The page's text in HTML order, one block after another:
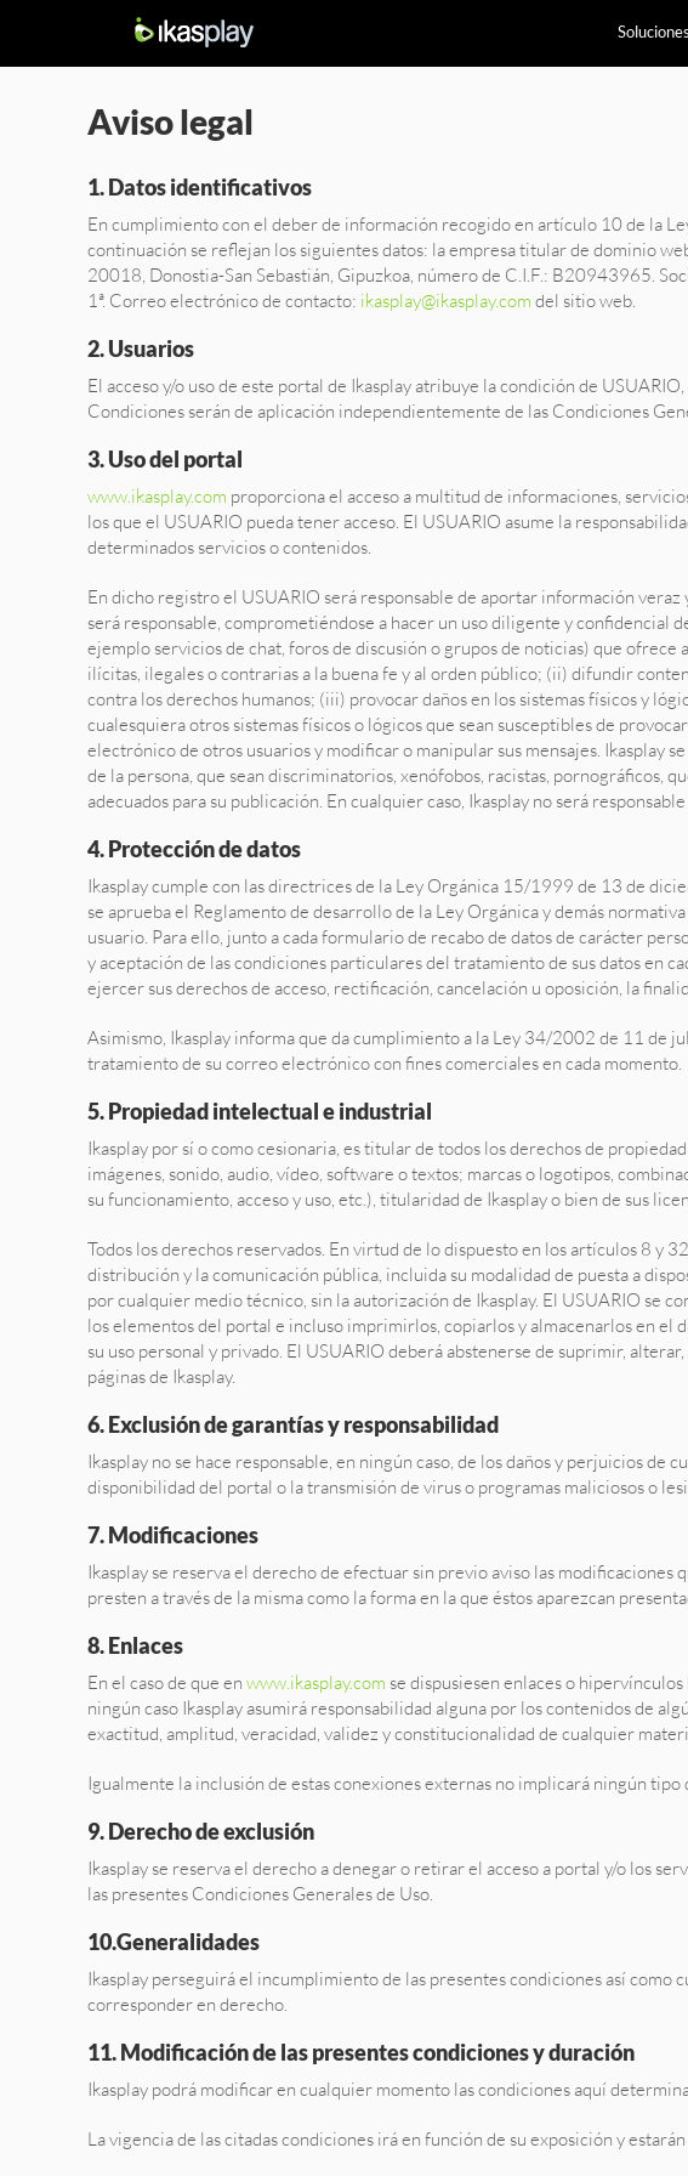
Soluciones
Aviso legal
1. Datos identificativos
En cumplimiento con el deber de información recogido en artículo 10 de la
continuación se reflejan los siguientes datos: la empresa titular de dominio
20018, Donostia-San Sebastián, Gipuzkoa, número de C.I.F.: B20943965.
1ª. Correo electrónico de contacto: ikasplay@ikasplay.com del sitio web.
2. Usuarios
El acceso y/o uso de este portal de Ikasplay atribuye la condición de
Condiciones serán de aplicación independientemente de las Condiciones
3. Uso del portal
www.ikasplay.com proporciona el acceso a multitud de informaciones,
los que el USUARIO pueda tener acceso. El USUARIO asume la
determinados servicios o contenidos.
En dicho registro el USUARIO será responsable de aportar información
será responsable, comprometiéndose a hacer un uso diligente y confidencial
ejemplo servicios de chat, foros de discusión o grupos de noticias) que
ilícitas, ilegales o contrarias a la buena fe y al orden público; (ii) difundir
contra los derechos humanos; (iii) provocar daños en los sistemas físicos y
cualesquiera otros sistemas físicos o lógicos que sean susceptibles de
electrónico de otros usuarios y modificar o manipular sus mensajes. Ikasplay
de la persona, que sean discriminatorios, xenófobos, racistas, pornográficos,
adecuados para su publicación. En cualquier caso, Ikasplay no será
4. Protección de datos
Ikasplay cumple con las directrices de la Ley Orgánica 15/1999 de 13 de
se aprueba el Reglamento de desarrollo de la Ley Orgánica y demás
usuario. Para ello, junto a cada formulario de recabo de datos de carácter
y aceptación de las condiciones particulares del tratamiento de sus datos en
ejercer sus derechos de acceso, rectificación, cancelación u oposición, la
Asimismo, Ikasplay informa que da cumplimiento a la Ley 34/2002 de 11 de
tratamiento de su correo electrónico con fines comerciales en cada momento.
5. Propiedad intelectual e industrial
Ikasplay por sí o como cesionaria, es titular de todos los derechos de
imágenes, sonido, audio, vídeo, software o textos; marcas o logotipos,
su funcionamiento, acceso y uso, etc.), titularidad de Ikasplay o bien de sus
Todos los derechos reservados. En virtud de lo dispuesto en los artículos 8 y
distribución y la comunicación pública, incluida su modalidad de puesta a
por cualquier medio técnico, sin la autorización de Ikasplay. El USUARIO se
los elementos del portal e incluso imprimirlos, copiarlos y almacenarlos en el
su uso personal y privado. El USUARIO deberá abstenerse de suprimir,
páginas de Ikasplay.
6. Exclusión de garantías y responsabilidad
Ikasplay no se hace responsable, en ningún caso, de los daños y perjuicios
disponibilidad del portal o la transmisión de virus o programas maliciosos o
7. Modificaciones
Ikasplay se reserva el derecho de efectuar sin previo aviso las
presten a través de la misma como la forma en la que éstos aparezcan
8. Enlaces
En el caso de que en www.ikasplay.com se dispusiesen enlaces o
ningún caso Ikasplay asumirá responsabilidad alguna por los contenidos de
exactitud, amplitud, veracidad, validez y constitucionalidad de cualquier
Igualmente la inclusión de estas conexiones externas no implicará ningún
9. Derecho de exclusión
Ikasplay se reserva el derecho a denegar o retirar el acceso a portal y/o los
las presentes Condiciones Generales de Uso.
10.Generalidades
Ikasplay perseguirá el incumplimiento de las presentes condiciones así
corresponder en derecho.
11. Modificación de las presentes condiciones y duración
Ikasplay podrá modificar en cualquier momento las condiciones aquí
La vigencia de las citadas condiciones irá en función de su exposición y